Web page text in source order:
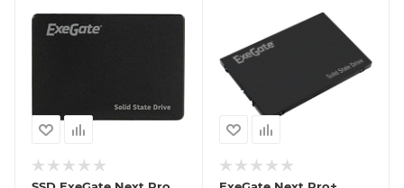
18.08.2026
В наличии в пункте
самовывоза
Нет